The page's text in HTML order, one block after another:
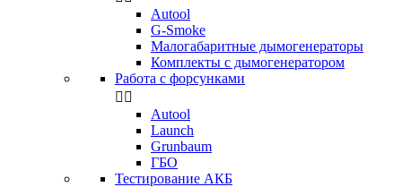
Аutool
G-Smoke
Малогабаритные дымогенераторы
Комплекты с дымогенератором
Работа с форсунками
 
Autool
Launch
Grunbaum
ГБО
Тестирование АКБ